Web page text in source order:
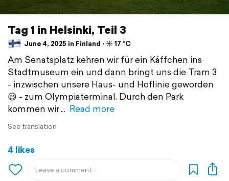
Tag 1 in Helsinki, Teil 3
June 4, 2025 in Finland ⋅ ☀️ 17 °C
Am Senatsplatz kehren wir für ein Käffchen ins
Stadtmuseum ein und dann bringt uns die Tram 3
- inzwischen unsere Haus- und Hoflinie geworden
😃 - zum Olympiaterminal. Durch den Park
kommen wir
Read more
See translation
4 likes